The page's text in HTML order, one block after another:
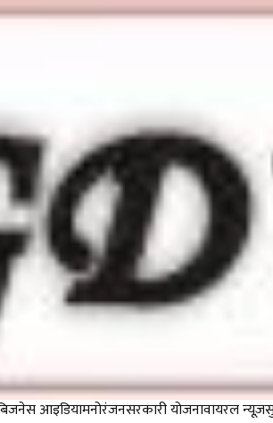
आइडियामनोरंजनसरकारी योजनावायरल न्यूज़